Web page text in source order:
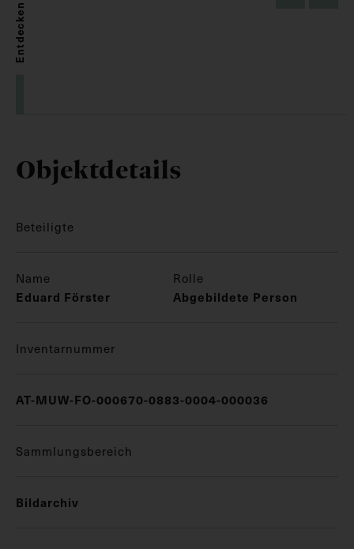
Entdecken
Objektdetails
Beteiligte
Name Rolle
Eduard Förster Abgebildete Person
Inventarnummer
AT-MUW-FO-000670-0883-0004-000036
Sammlungsbereich
Bildarchiv